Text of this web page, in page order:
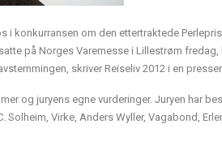
konkurransen om den ettertraktede
på Norges Varemesse i Lillestrøm
skriver Reiseliv 2012 i en
og juryens egne vurderinger. Juryen har
Virke, Anders Wyller, Vagabond,